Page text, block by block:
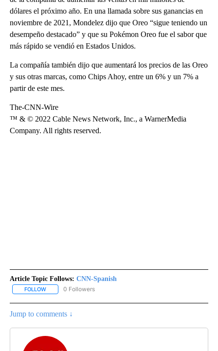
dólares el próximo año. En una llamada sobre sus ganancias en
noviembre de 2021, Mondelez dijo que Oreo “sigue teniendo un
desempeño destacado” y que su Pokémon Oreo fue el sabor que
más rápido se vendió en Estados Unidos.
La compañía también dijo que aumentará los precios de las Oreo
y sus otras marcas, como Chips Ahoy, entre un 6% y un 7% a
partir de este mes.
The-CNN-Wire
™ & © 2022 Cable News Network, Inc., a WarnerMedia
Company. All rights reserved.
Article Topic Follows: CNN-Spanish
FOLLOW FOLLOW "CNN-SPANISH" TO RECEIVE NOTIFICATIONS ABOUT
0 Followers
Jump to comments ↓